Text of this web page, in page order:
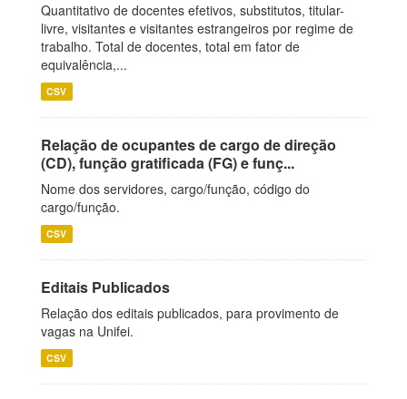
Quantitativo de docentes efetivos, substitutos, titular-
livre, visitantes e visitantes estrangeiros por regime de
trabalho. Total de docentes, total em fator de
equivalência,...
CSV
Relação de ocupantes de cargo de direção
(CD), função gratificada (FG) e funç...
Nome dos servidores, cargo/função, código do
cargo/função.
CSV
Editais Publicados
Relação dos editais publicados, para provimento de
vagas na Unifei.
CSV